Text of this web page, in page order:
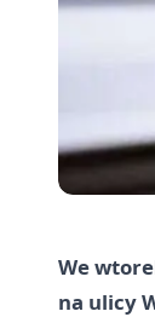
We
na ulicy